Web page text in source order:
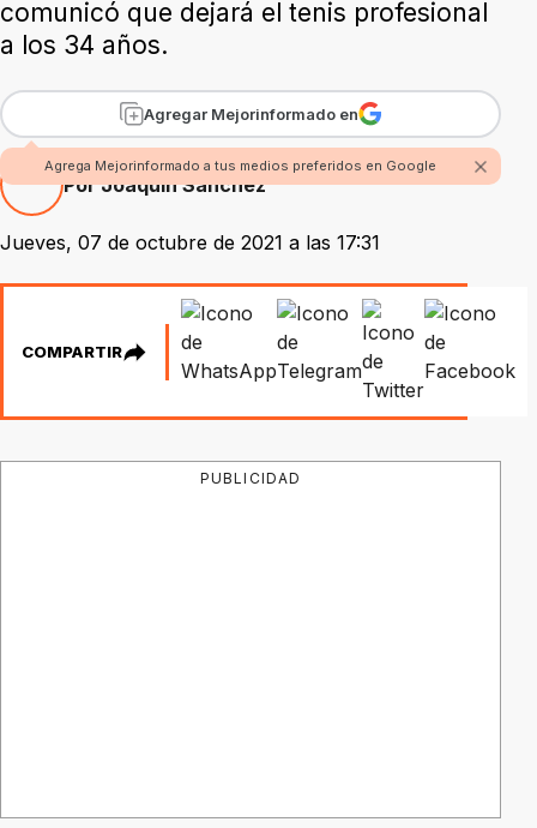
comunicó que dejará el tenis profesional
a los 34 años.
Agregar Mejorinformado en
Agrega Mejorinformado a tus medios preferidos en Google
Por Joaquín Sánchez
Jueves, 07 de octubre de 2021 a las 17:31
COMPARTIR
PUBLICIDAD